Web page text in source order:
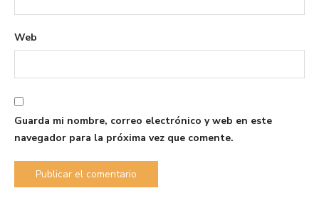
Web
Guarda mi nombre, correo electrónico y web en este
navegador para la próxima vez que comente.